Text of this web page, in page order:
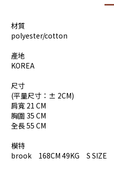
材質
polyester/cotton
產地
KOREA
尺寸
(平量尺寸：± 2CM)
肩寬 21 CM
胸圍 35 CM
全長 55 CM
模特
brook 168CM 49KG S SIZE